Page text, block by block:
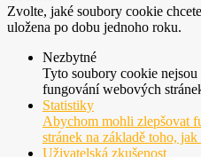
Zvolte, jaké soubory cookie
uložena po dobu jednoho roku.
Nezbytné
Tyto soubory cookie
fungování webových
Statistiky
Abychom mohli zlepšovat
stránek na základě toho,
Uživatelská zkušenost